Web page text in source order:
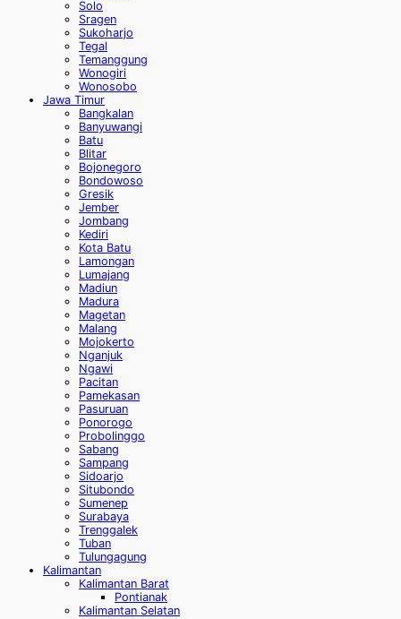
Solo
Sragen
Sukoharjo
Tegal
Temanggung
Wonogiri
Wonosobo
Jawa Timur
Bangkalan
Banyuwangi
Batu
Blitar
Bojonegoro
Bondowoso
Gresik
Jember
Jombang
Kediri
Kota Batu
Lamongan
Lumajang
Madiun
Madura
Magetan
Malang
Mojokerto
Nganjuk
Ngawi
Pacitan
Pamekasan
Pasuruan
Ponorogo
Probolinggo
Sabang
Sampang
Sidoarjo
Situbondo
Sumenep
Surabaya
Trenggalek
Tuban
Tulungagung
Kalimantan
Kalimantan Barat
Pontianak
Kalimantan Selatan